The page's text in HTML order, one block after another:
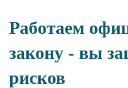
Работаем
закону - вы
рисков